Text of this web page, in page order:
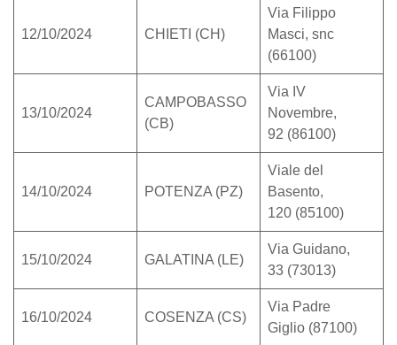
12/10/2024 CHIETI (CH)
Via Filippo
Masci, snc
(66100)
13/10/2024
CAMPOBASSO
(CB)
Via IV
Novembre,
92 (86100)
14/10/2024 POTENZA (PZ)
Viale del
Basento,
120 (85100)
15/10/2024 GALATINA (LE)
Via Guidano,
33 (73013)
16/10/2024 COSENZA (CS)
Via Padre
Giglio (87100)